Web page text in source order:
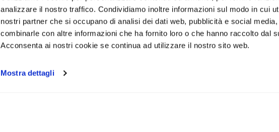
analizzare il nostro traffico. Condividiamo inoltre informazioni sul modo in cui
nostri partner che si occupano di analisi dei dati web, pubblicità e social
combinarle con altre informazioni che ha fornito loro o che hanno raccolto dal
Acconsenta ai nostri cookie se continua ad utilizzare il nostro sito web.
Mostra dettagli